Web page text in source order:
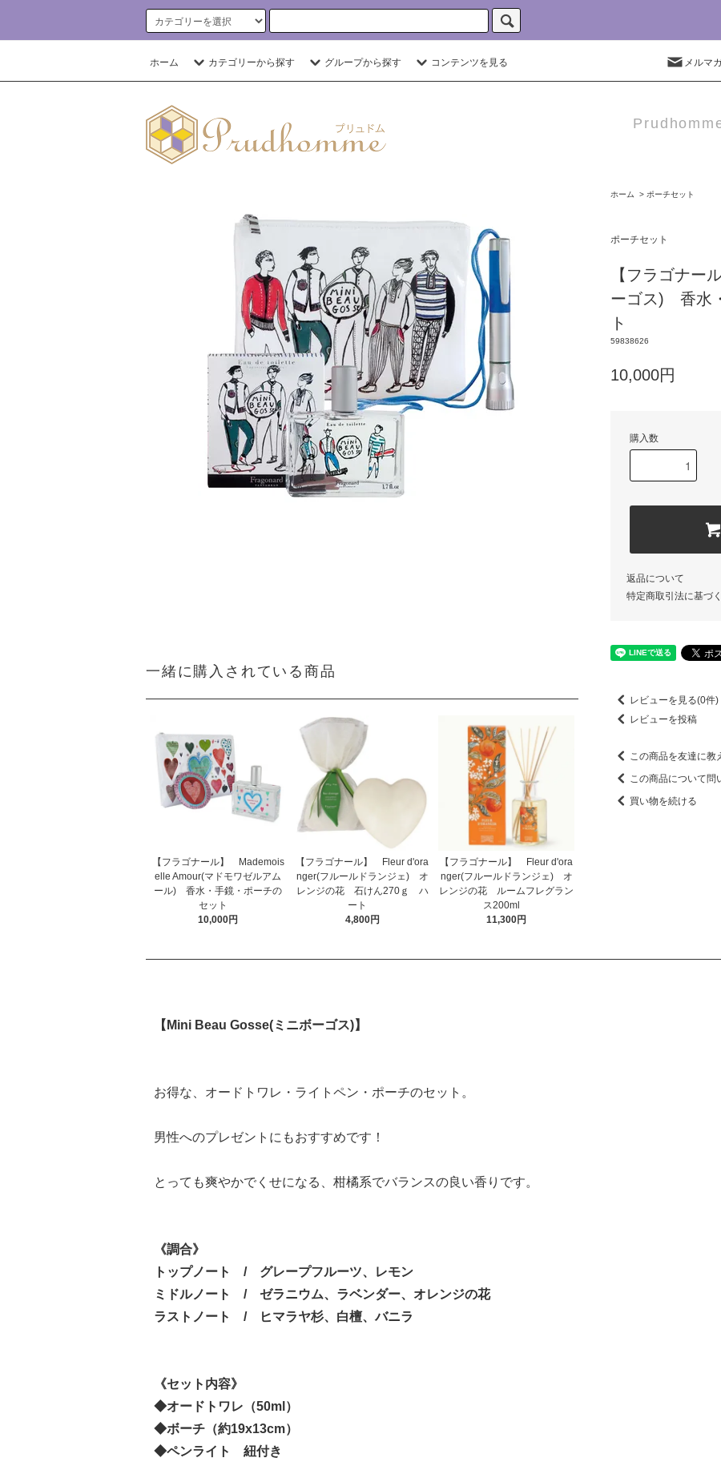
ホーム カテゴリーから探す グループから探す コンテンツを見る メルマ
一緒に購入されている商品
【フラゴナール】 Mademois
elle Amour(マドモワゼルアム
ール) 香水・手鏡・ポーチの
セット
10,000円
【フラゴナール】 Fleur d'ora
nger(フルールドランジェ) オ
レンジの花 石けん270ｇ ハ
ート
4,800円
【フラゴナール】 Fleur d'ora
nger(フルールドランジェ) オ
レンジの花 ルームフレグラン
ス200ml
11,300円
ホーム > ポーチセット
ポーチセット
【フラゴナ
ーゴス) 香水
ト
59838626
10,000円
購入数
返品について
特定商取引法に基づ
レビューを見る(0件)
レビューを投稿
この商品を友達に教
この商品について問
買い物を続ける
【Mini Beau Gosse(ミニボーゴス)】
お得な、オードトワレ・ライトペン・ポーチのセット。
男性へのプレゼントにもおすすめです！
とっても爽やかでくせになる、柑橘系でバランスの良い香りです。
《調合》
トップノート / グレープフルーツ、レモン
ミドルノート / ゼラニウム、ラベンダー、オレンジの花
ラストノート / ヒマラヤ杉、白檀、バニラ
《セット内容》
◆オードトワレ（50ml）
◆ボーチ（約19x13cm）
◆ペンライト 紐付き